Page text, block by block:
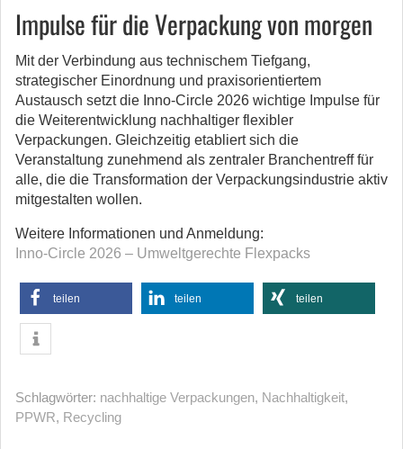
Impulse für die Verpackung von morgen
Mit der Verbindung aus technischem Tiefgang,
strategischer Einordnung und praxisorientiertem
Austausch setzt die Inno-Circle 2026 wichtige Impulse für
die Weiterentwicklung nachhaltiger flexibler
Verpackungen. Gleichzeitig etabliert sich die
Veranstaltung zunehmend als zentraler Branchentreff für
alle, die die Transformation der Verpackungsindustrie aktiv
mitgestalten wollen.
Weitere Informationen und Anmeldung:
Inno-Circle 2026 – Umweltgerechte Flexpacks
teilen teilen teilen
Schlagwörter: nachhaltige Verpackungen, Nachhaltigkeit,
PPWR, Recycling